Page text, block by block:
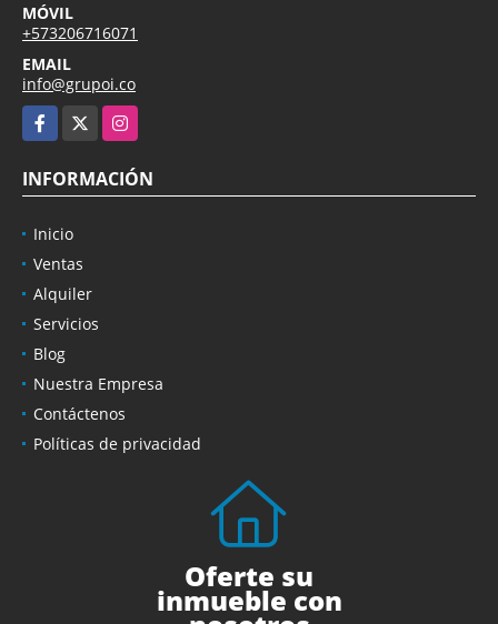
MÓVIL
+573206716071
EMAIL
info@grupoi.co
Facebook
Instagram
INFORMACIÓN
Inicio
Ventas
Alquiler
Servicios
Blog
Nuestra Empresa
Contáctenos
Políticas de privacidad
Oferte su
inmueble con